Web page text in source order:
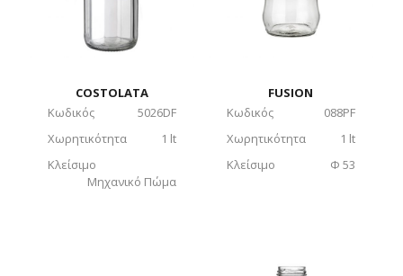
COSTOLATA
Κωδικός
5026DF
Χωρητικότητα
1 lt
Κλείσιμο
Μηχανικό Πώμα
FUSION
Κωδικός
088PF
Χωρητικότητα
1 lt
Κλείσιμο
Φ 53